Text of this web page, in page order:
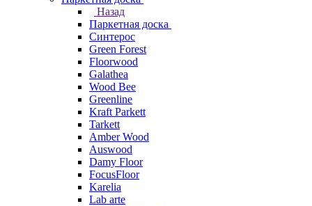
Назад
Паркетная доска
Синтерос
Green Forest
Floorwood
Galathea
Wood Bee
Greenline
Kraft Parkett
Tarkett
Amber Wood
Auswood
Damy Floor
FocusFloor
Karelia
Lab arte